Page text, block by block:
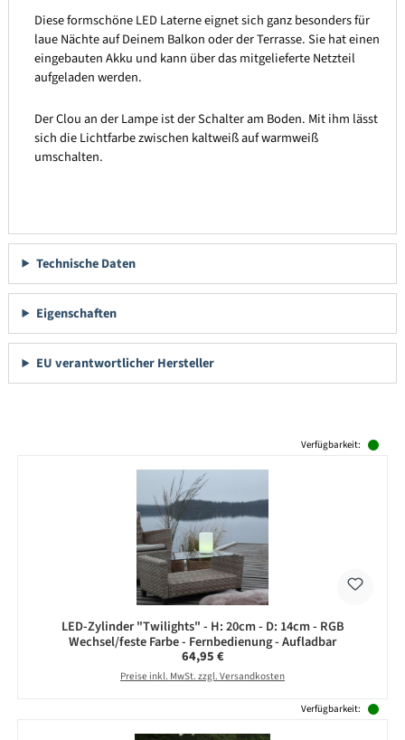
Diese formschöne LED Laterne eignet sich ganz besonders für
laue Nächte auf Deinem Balkon oder der Terrasse. Sie hat einen
eingebauten Akku und kann über das mitgelieferte Netzteil
aufgeladen werden.
Der Clou an der Lampe ist der Schalter am Boden. Mit ihm lässt
sich die Lichtfarbe zwischen kaltweiß auf warmweiß
umschalten.
Technische Daten
Eigenschaften
EU verantwortlicher Hersteller
Verfügbarkeit:
LED-Zylinder "Twilights" - H: 20cm - D: 14cm - RGB
Wechsel/feste Farbe - Fernbedienung - Aufladbar
Regulärer Preis:
64,95 €
Preise inkl. MwSt. zzgl. Versandkosten
Verfügbarkeit: